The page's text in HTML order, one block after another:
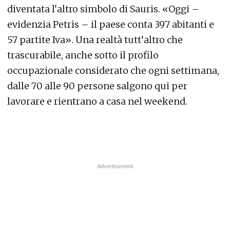
diventata l’altro simbolo di Sauris. «Oggi –
evidenzia Petris – il paese conta 397 abitanti e
57 partite Iva». Una realtà tutt’altro che
trascurabile, anche sotto il profilo
occupazionale considerato che ogni settimana,
dalle 70 alle 90 persone salgono qui per
lavorare e rientrano a casa nel weekend.